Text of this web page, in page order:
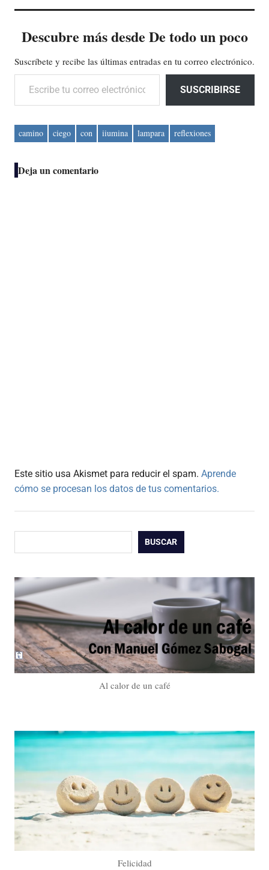
Descubre más desde De todo un poco
Suscríbete y recibe las últimas entradas en tu correo electrónico.
Escribe tu correo electrónico…
SUSCRIBIRSE
camino ciego con iiumina lampara reflexiones
Deja un comentario
Este sitio usa Akismet para reducir el spam. Aprende
cómo se procesan los datos de tus comentarios.
BUSCAR
Al calor de un café
Felicidad